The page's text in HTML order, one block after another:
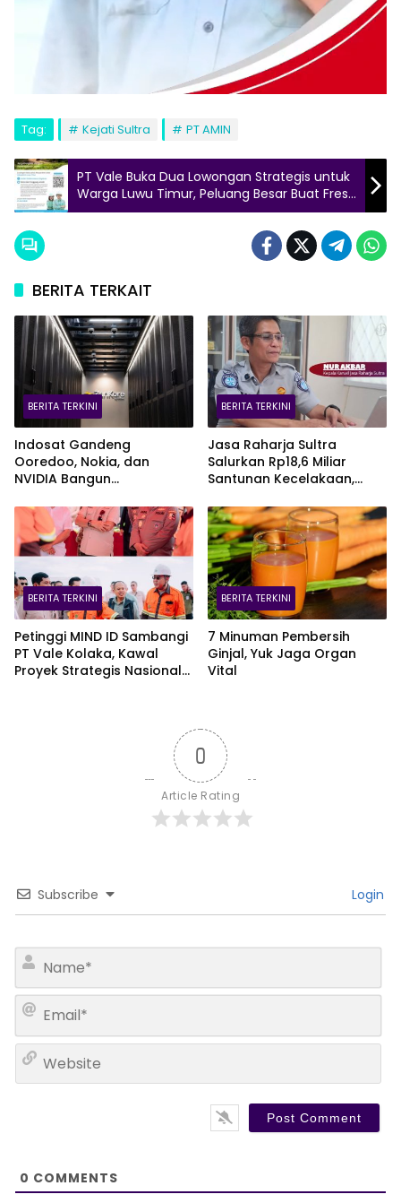
Tag: Kejati Sultra PT AMIN
PT Vale Buka Dua Lowongan Strategis untuk
Warga Luwu Timur, Peluang Besar Buat Fresh
Graduate
BERITA TERKAIT
BERITA TERKINI
Indosat Gandeng
Ooredoo, Nokia, dan
NVIDIA Bangun
Asia Tenggara Lewat
Zankore
BERITA TERKINI
Jasa Raharja Sultra
Salurkan Rp18,6 Miliar
Santunan Kecelakaan,
Terbanyak
BERITA TERKINI
Petinggi MIND ID Sambangi
PT Vale Kolaka, Kawal
Proyek Strategis Nasional
BERITA TERKINI
7 Minuman Pembersih
Ginjal, Yuk Jaga Organ
Vital
0
Article Rating
Subscribe Login
m
a
l
0 COMMENTS